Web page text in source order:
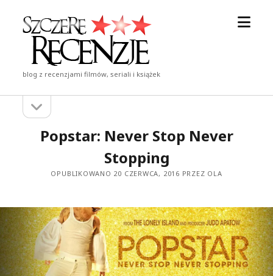
Szczere
Recenzje
blog z recenzjami filmów, seriali i książek
Pasek
boczny
pasek
Popstar: Never Stop Never
Stopping
OPUBLIKOWANO 20 CZERWCA, 2016 PRZEZ OLA